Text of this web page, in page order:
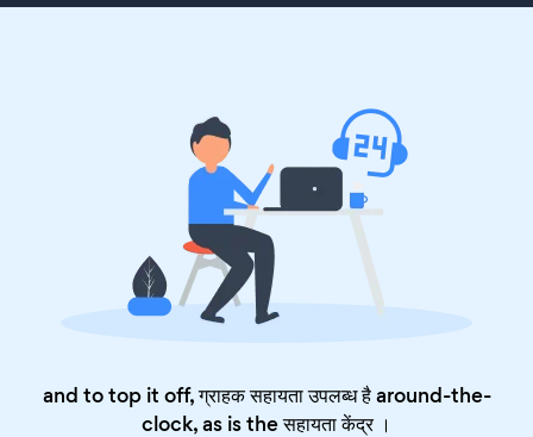
and to top it off, ग्राहक सहायता उपलब्ध है around-the-
clock, as is theसहायता केंद्र।